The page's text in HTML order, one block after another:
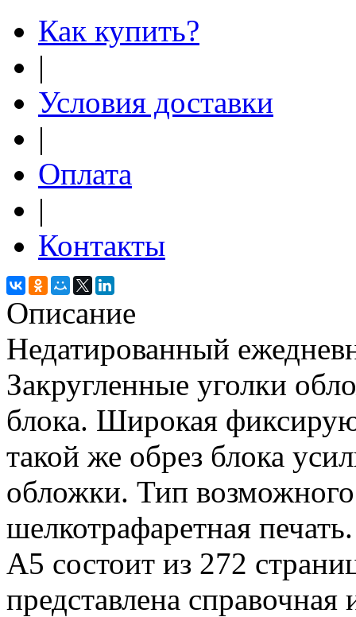
Как купить?
|
Условия доставки
|
Оплата
|
Контакты
Описание
Недатированный
Закругленные уголки
блока. Широкая
такой же обрез блока
обложки. Тип
шелкотрафаретная
А5 состоит из 272
представлена